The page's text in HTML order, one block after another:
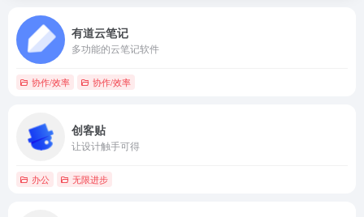
有道云笔记
多功能的云笔记软件
协作/效率 协作/效率
创客贴
让设计触手可得
办公 无限进步